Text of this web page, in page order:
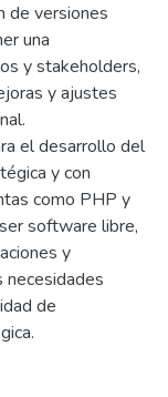
de versiones
una
y stakeholders,
y ajustes
el desarrollo del
y con
como PHP y
software libre,
y
necesidades
de